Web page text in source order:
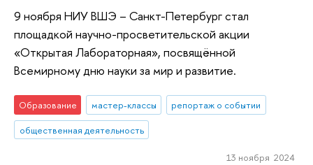
9 ноября НИУ ВШЭ – Санкт-Петербург стал
площадкой научно-просветительской акции
«Открытая Лабораторная», посвящённой
Всемирному дню науки за мир и развитие.
Образование мастер-классы
репортаж о событии
общественная деятельность
13 ноября 2024